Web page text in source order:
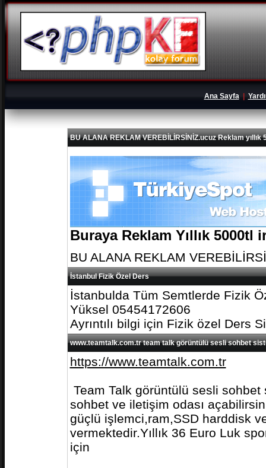
Ana Sayfa|
BU ALANA REKLAM VEREBİLİRSİNİZ.ucuz Reklam yıllık
Buraya Reklam Yıllık
BU ALANA REKLAM
İstanbul Fizik Özel Ders
İstanbulda Tüm Semtlerde Fizik
Yüksel 05454172606
Ayrıntılı bilgi için Fizik özel Ders
www.teamtalk.com.tr team talk görüntülü sesli sohbet
https://www.teamtalk.com.tr
Team Talk görüntülü sesli
sohbet ve iletişim odası
güçlü işlemci,ram,SSD harddisk
vermektedir.Yıllık 36 Euro Luk
için